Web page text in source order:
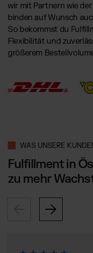
wir mit Partnern wie
binden auf Wunsch
So bekommst du
Flexibilität und
größerem
WAS UNSERE
Fulfillment in
zu mehr